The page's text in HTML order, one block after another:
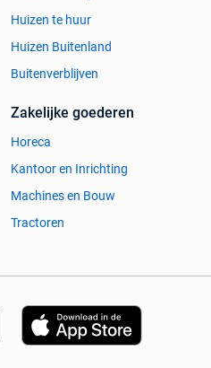
Huizen te huur
Huizen Buitenland
Buitenverblijven
Zakelijke goederen
Horeca
Kantoor en Inrichting
Machines en Bouw
Tractoren